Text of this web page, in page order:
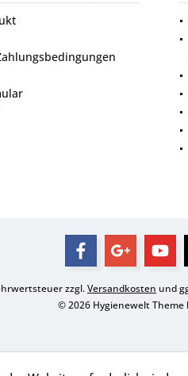
zzgl.Versandkosten und
© 2026 Hygienewelt Theme